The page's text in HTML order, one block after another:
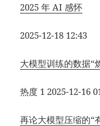
2025 年 AI 感怀
2025-12-18 12:43
大模型训练的数据“
热度 1 2025-12-16
再论大模型压缩的“